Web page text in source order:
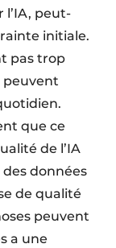
peut-
initiale.
pas trop
peuvent
que ce
de l’IA
données
de qualité
peuvent
a une